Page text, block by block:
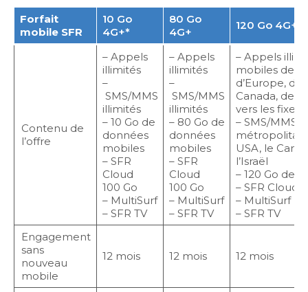
Forfait
mobile SFR
10 Go
4G+*
80 Go
4G+
120 Go 4G+
Contenu de
l’offre
– Appels
illimités
–
SMS/MMS
illimités
– 10 Go de
données
mobiles
– SFR
Cloud
100 Go
– MultiSurf
– SFR TV
– Appels
illimités
–
SMS/MMS
illimités
– 80 Go de
données
mobiles
– SFR
Cloud
100 Go
– MultiSurf
– SFR TV
– Appels
mobiles de
d’Europe,
Canada, de
vers les fixes
– SMS/MMS
USA, le
l’Israël
– 120 Go de
– SFR Cloud
– MultiSurf
– SFR TV
Engagement
sans
nouveau
mobile
12 mois 12 mois 12 mois